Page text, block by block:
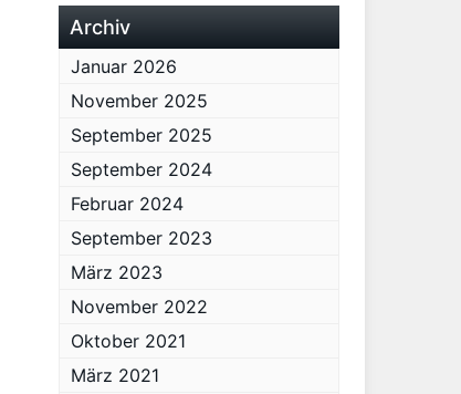
Archiv
Januar 2026
November 2025
September 2025
September 2024
Februar 2024
September 2023
März 2023
November 2022
Oktober 2021
März 2021